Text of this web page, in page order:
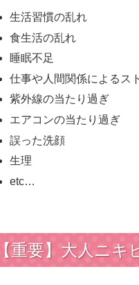
生活習慣の乱れ
食生活の乱れ
睡眠不足
仕事や人間関係によるス
紫外線の当たり過ぎ
エアコンの当たり過ぎ
誤った洗顔
生理
etc…
【重要】大人ニキ